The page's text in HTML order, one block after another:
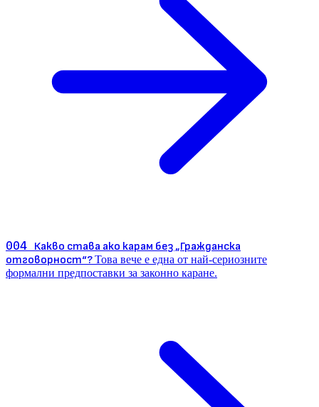
004 Какво става ако карам без „Гражданска
отговорност“?Това вече е една от най-сериозните
формални предпоставки за законно каране.